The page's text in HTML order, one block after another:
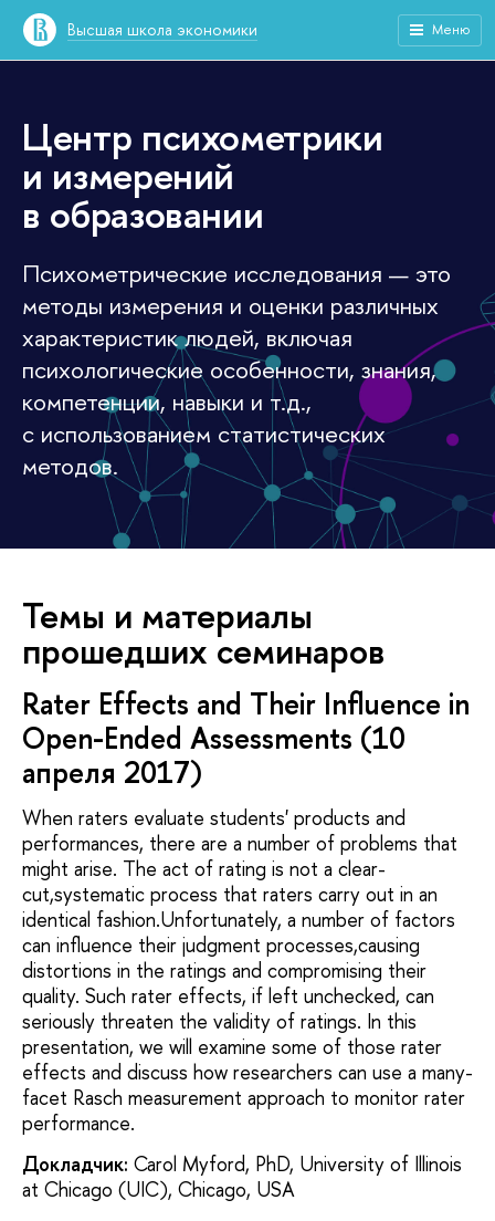
Высшая школа экономики Меню
Центр психометрики
и измерений
в образовании
Психометрические исследования — это
методы измерения и оценки различных
характеристик людей, включая
психологические особенности, знания,
компетенции, навыки и т.д.,
с использованием статистических
методов.
Темы и материалы
прошедших семинаров
Rater Effects and Their Influence in
Open-Ended Assessments (10
апреля 2017)
When raters evaluate students' products and
performances, there are a number of problems that
might arise. The act of rating is not a clear-
cut,systematic process that raters carry out in an
identical fashion.Unfortunately, a number of factors
can influence their judgment processes,causing
distortions in the ratings and compromising their
quality. Such rater effects, if left unchecked, can
seriously threaten the validity of ratings. In this
presentation, we will examine some of those rater
effects and discuss how researchers can use a many-
facet Rasch measurement approach to monitor rater
performance.
Докладчик: Carol Myford, PhD, University of Illinois
at Chicago (UIC), Chicago, USA